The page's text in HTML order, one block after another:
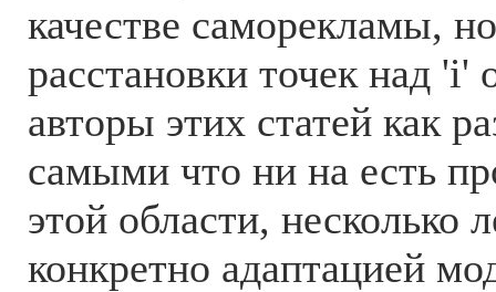
качестве саморекламы,
расстановки точек над 'i'
авторы этих статей как
самыми что ни на есть
этой области, несколько
конкретно адаптацией